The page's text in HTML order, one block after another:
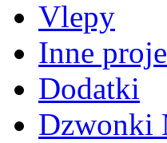
Vlepy
Inne
Dodatki
Dzwonki